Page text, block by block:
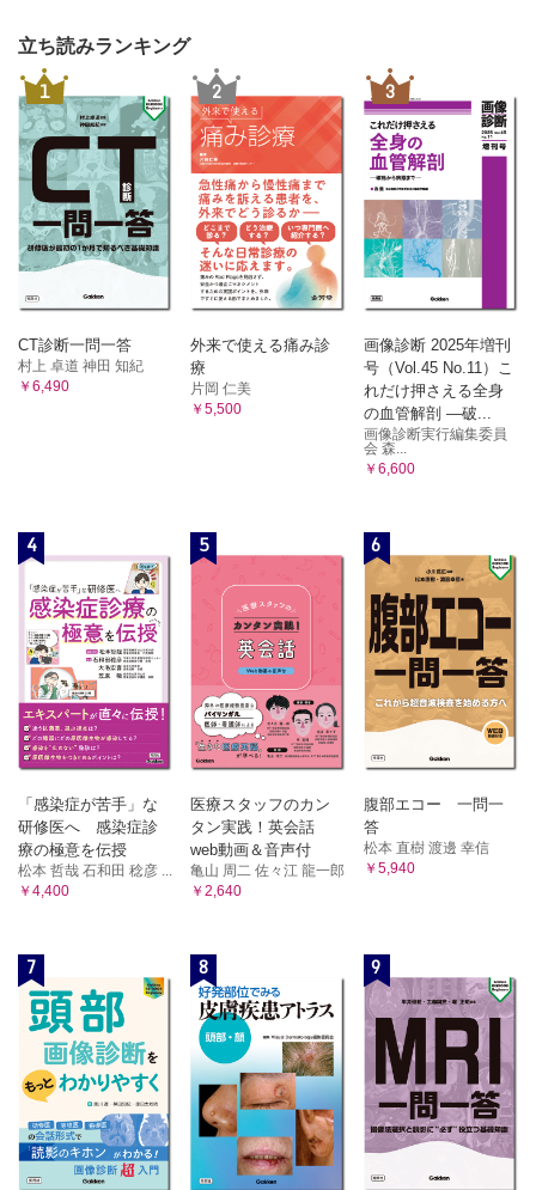
9．アレルギー
2 アナフィラキシー
3 食物依存性運動誘発アナフィラキシー
4 口腔アレルギー症候群
5 薬疹―典型・一般的なもの
6 薬疹―特殊・重症なもの
7 アレルギー性鼻炎
10．自己免疫・炎症性疾患
1 関節リウマチ
3 高齢発症関節炎
4 巨細胞性動脈炎
10 多発血管炎性肉芽腫症
11 IgG4関連疾患
12 サルコイドーシス
13 結節性紅斑
14 菊池病
15 全身性エリテマトーデス
16 抗リン脂質抗体症候群
17 シェーグレン症候群
18 筋炎
19 全身性強皮症
20 脊椎関節炎
21 ベーチェット病
22 家族性地中海熱
23 結晶性関節炎
24 成人スティル病
1 急性腸炎―キャンピロバクターを除く
2 キャンピロバクター腸炎
3 かぜ
4 市中肺炎
5 院内肺炎
6 誤嚥性肺炎
7 急性膿胸
8 敗血症性肺塞栓
立ち読みランキング
1
CT診断一問一答
村上 卓道 神田 知紀
￥6,490
2
外来で使える痛み診
療
片岡 仁美
￥5,500
3
画像診断 2025年増刊
号（Vol.45 No.11）こ
れだけ押さえる全身
の血管解剖 ―破...
画像診断実行編集委員
会 森...
￥6,600
4
「感染症が苦手」な
研修医へ 感染症診
療の極意を伝授
松本 哲哉 石和田 稔彦 ...
￥4,400
5
医療スタッフのカン
タン実践！英会話
web動画＆音声付
亀山 周二 佐々江 龍一郎
￥2,640
6
腹部エコー 一問一
答
松本 直樹 渡邊 幸信
￥5,940
7 8 9